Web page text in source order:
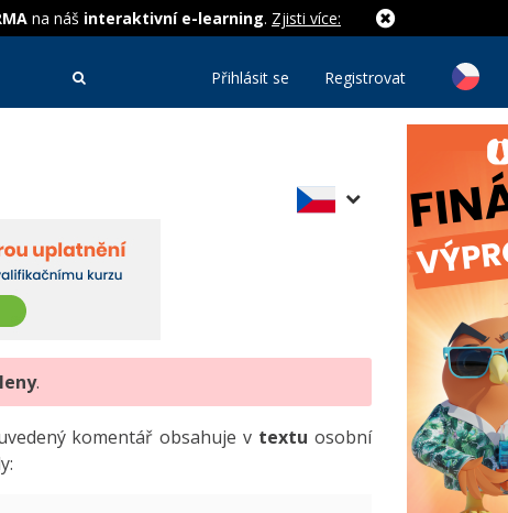
na náš interaktivní e-learning. Zjisti více:
Přihlásit se Registrovat
.
komentář obsahuje v textu osobní